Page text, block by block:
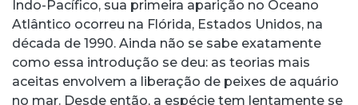
Indo-Pacífico, sua primeira aparição no Oceano
Atlântico ocorreu na Flórida, Estados Unidos, na
década de 1990. Ainda não se sabe exatamente
como essa introdução se deu: as teorias mais
aceitas envolvem a liberação de peixes de aquário
no mar. Desde então, a espécie tem lentamente se